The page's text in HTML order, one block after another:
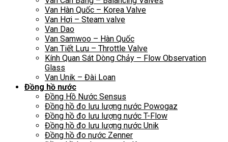
Van Hàn Quốc – Korea Valve
Van Hơi – Steam valve
Van Dao
Van Samwoo – Hàn Quốc
Van Tiết Lưu – Throttle Valve
Kính Quan Sát Dòng Chảy – Flow Observation
Glass
Van Unik – Đài Loan
Đồng hồ nước
Đồng Hồ Nước Sensus
Đồng hồ đo lưu lượng nước Powogaz
Đồng hồ đo lưu lượng nước T-Flow
Đồng hồ đo lưu lượng nước Unik
Đồng hồ đo nước Zenner